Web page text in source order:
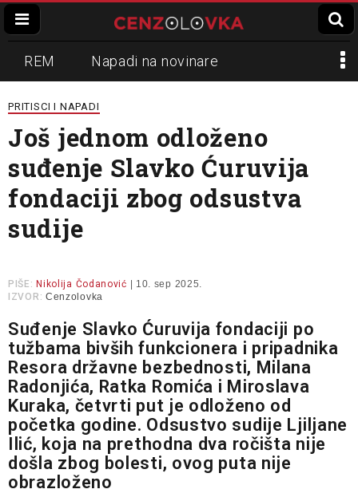
REM Napadi na novinare
Zvučni top
Propaganda Lokalni mediji
Informer Slavko Ćuruvija
PRITISCI I NAPADI
Još jednom odloženo
suđenje Slavko Ćuruvija
fondaciji zbog odsustva
sudije
PIŠE: Nikolija Čodanović | 10. sep 2025.
IZVOR: Cenzolovka
Suđenje Slavko Ćuruvija fondaciji po
tužbama bivših funkcionera i pripadnika
Resora državne bezbednosti, Milana
Radonjića, Ratka Romića i Miroslava
Kuraka, četvrti put je odloženo od
početka godine. Odsustvo sudije Ljiljane
Ilić, koja na prethodna dva ročišta nije
došla zbog bolesti, ovog puta nije
obrazloženo